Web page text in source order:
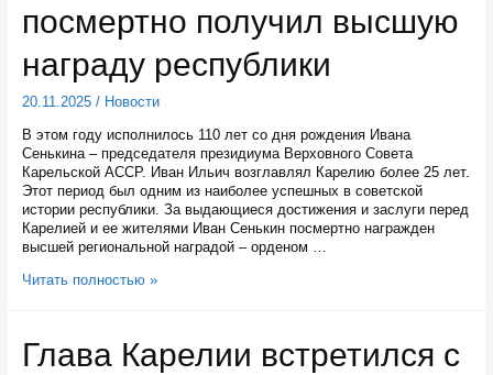
посмертно получил высшую
награду республики
20.11.2025/ Новости
В этом году исполнилось 110 лет со дня рождения Ивана
Сенькина – председателя президиума Верховного Совета
Карельской АССР. Иван Ильич возглавлял Карелию более 25 лет.
Этот период был одним из наиболее успешных в советской
истории республики. За выдающиеся достижения и заслуги перед
Карелией и ее жителями Иван Сенькин посмертно награжден
высшей региональной наградой – орденом …
Руководитель
Сенькин
Читать полностью »
Глава Карелии встретился с